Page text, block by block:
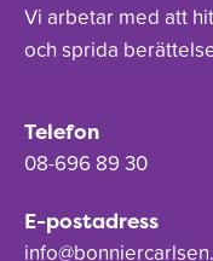
Vi arbetar med att
och sprida
Telefon
08-696 89 30
E-postadress